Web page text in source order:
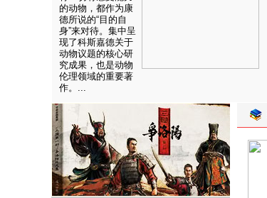
的动物，都作为康
德所说的“目的自
身”来对待。集中呈
现了科斯嘉德关于
动物议题的核心研
究成果，也是动物
伦理领域的重要著
作。...